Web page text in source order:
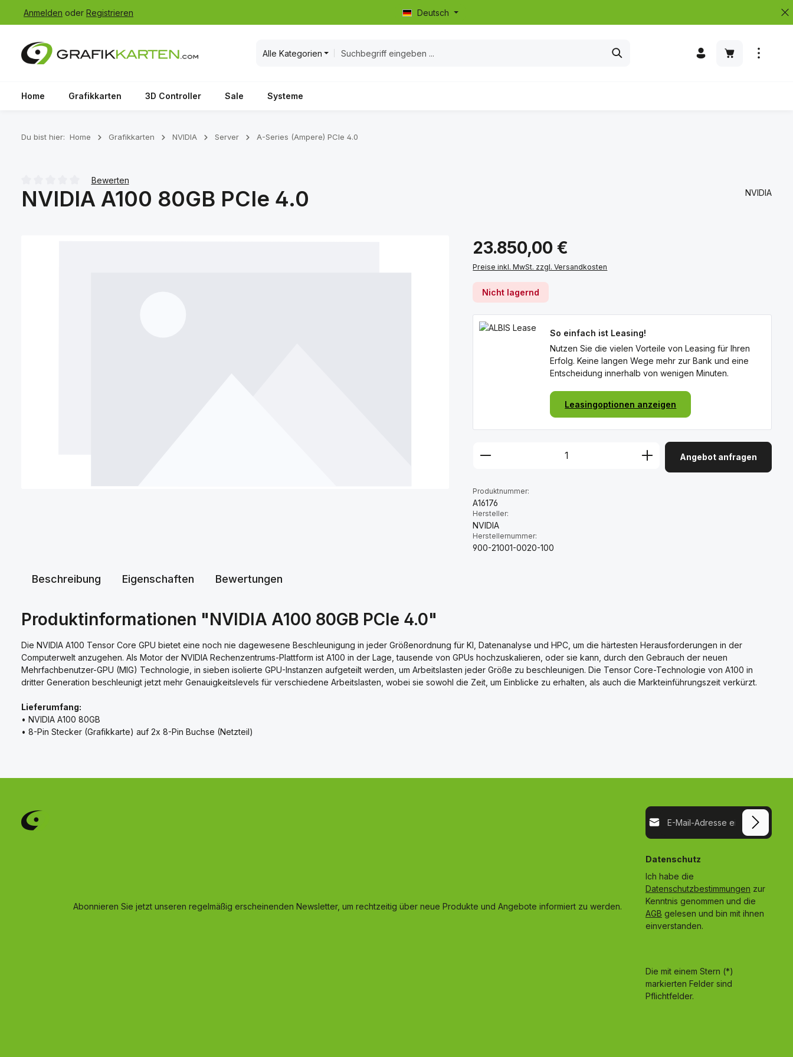
Hauptinhalt springen
Zur Suche springen
Zur Hauptnavigation springen
Anmelden oder Registrieren Deutsch
Alle Kategorien
Warenkorb
Home Grafikkarten 3D Controller Sale Systeme
Du bist hier: Home Grafikkarten NVIDIA Server A-Series (Ampere) PCIe 4.0
Durchschnittliche Bewertung von 0 von 5 Sternen
Bewerten
NVIDIA A100 80GB PCIe 4.0 NVIDIA
Regulärer Preis:
23.850,00 €
Preise inkl. MwSt. zzgl. Versandkosten
Nicht lagernd
So einfach ist Leasing!
Nutzen Sie die vielen Vorteile von Leasing für Ihren
Erfolg. Keine langen Wege mehr zur Bank und eine
Entscheidung innerhalb von wenigen Minuten.
Leasingoptionen anzeigen
Angebot anfragen
Produktnummer:
A16176
Hersteller:
NVIDIA
Herstellernummer:
900-21001-0020-100
Beschreibung Eigenschaften Bewertungen
Produktinformationen "NVIDIA A100 80GB PCIe 4.0"
Die NVIDIA A100 Tensor Core GPU bietet eine noch nie dagewesene Beschleunigung in jeder Größenordnung für KI, Datenanalyse und HPC, um die härtesten Herausforderungen in der
Computerwelt anzugehen. Als Motor der NVIDIA Rechenzentrums-Plattform ist A100 in der Lage, tausende von GPUs hochzuskalieren, oder sie kann, durch den Gebrauch der neuen
Mehrfachbenutzer-GPU (MIG) Technologie, in sieben isolierte GPU-Instanzen aufgeteilt werden, um Arbeitslasten jeder Größe zu beschleunigen. Die Tensor Core-Technologie von A100 in
dritter Generation beschleunigt jetzt mehr Genauigkeitslevels für verschiedene Arbeitslasten, wobei sie sowohl die Zeit, um Einblicke zu erhalten, als auch die Markteinführungszeit verkürzt.
Lieferumfang:
• NVIDIA A100 80GB
• 8-Pin Stecker (Grafikkarte) auf 2x 8-Pin Buchse (Netzteil)
Abonnieren Sie jetzt unseren regelmäßig erscheinenden Newsletter, um rechtzeitig über neue Produkte und Angebote informiert zu werden.
E-Mail-Adresse*
Datenschutz
Ich habe die
Datenschutzbestimmungen zur
Kenntnis genommen und die
AGB gelesen und bin mit ihnen
einverstanden.
Die mit einem Stern (*)
markierten Felder sind
Pflichtfelder.